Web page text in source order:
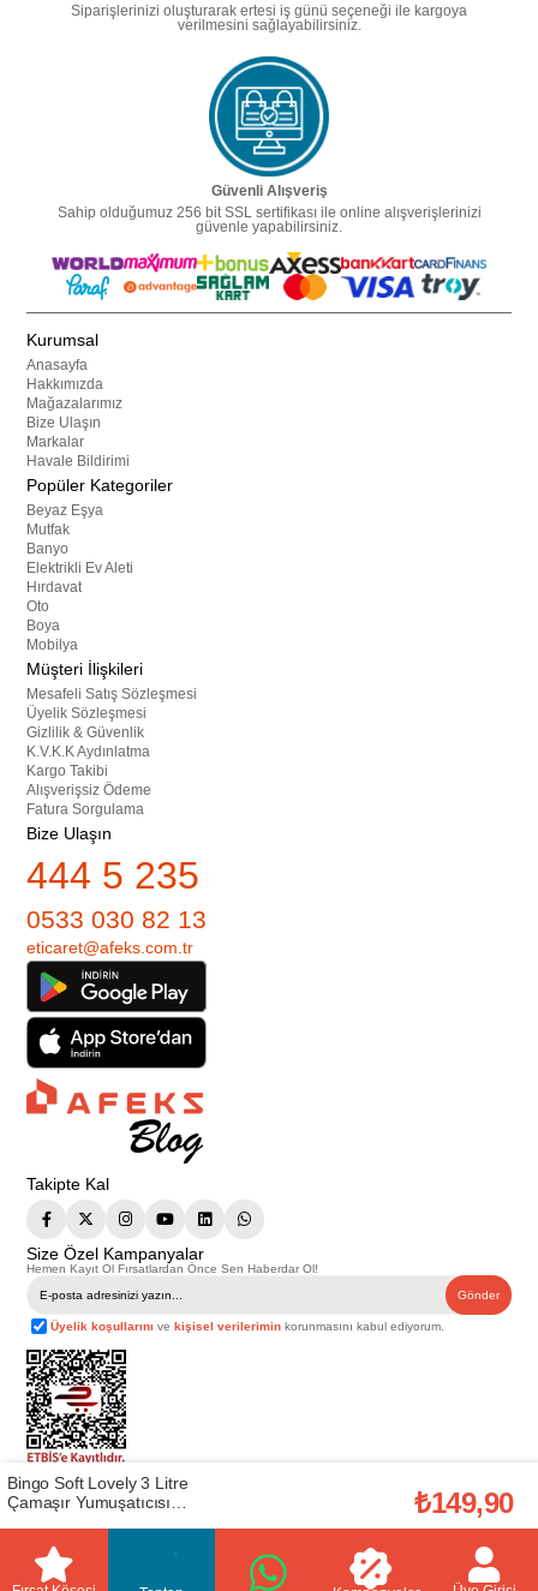
Siparişlerinizi oluşturarak ertesi iş günü seçeneği ile kargoya
verilmesini sağlayabilirsiniz.
Güvenli Alışveriş
Sahip olduğumuz 256 bit SSL sertifikası ile online alışverişlerinizi
güvenle yapabilirsiniz.
Kurumsal
Anasayfa
Hakkımızda
Mağazalarımız
Bize Ulaşın
Markalar
Havale Bildirimi
Popüler Kategoriler
Beyaz Eşya
Mutfak
Banyo
Elektrikli Ev Aleti
Hırdavat
Oto
Boya
Mobilya
Müşteri İlişkileri
Mesafeli Satış Sözleşmesi
Üyelik Sözleşmesi
Gizlilik & Güvenlik
K.V.K.K Aydınlatma
Kargo Takibi
Alışverişsiz Ödeme
Fatura Sorgulama
Bize Ulaşın
444 5 235
0533 030 82 13
eticaret@afeks.com.tr
Takipte Kal
Size Özel Kampanyalar
Hemen Kayıt Ol Fırsatlardan Önce Sen Haberdar Ol!
Gönder
Üyelik koşullarını vekişisel verilerimin korunmasını kabul ediyorum.
Telif Hakkı © 2026
. Tüm hakları saklıdır.
Bu web sitesindeki tüm ürünler ticari amaçlıdır. Web sitemizde yer alan
görsel ve yazılı içerikler firmamıza ait olup, firmamızın yazılı izni alınmadan
başka yerlerde kullanılamaz. İçeriklerin izin alınmadan kopyalanması ve
kullanılması 5846 sayılı Fikir ve Sanat Eserleri Yasasına göre suçtur.
Bingo Soft Lovely 3 Litre
Çamaşır Yumuşatıcısı
₺149,90